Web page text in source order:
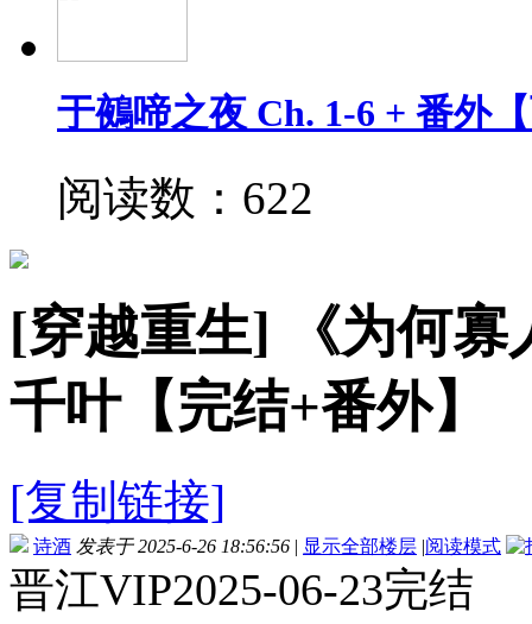
于鵺啼之夜 Ch. 1-6 + 番外
阅读数：622
[穿越重生]
《为何
千叶【完结+番外】
[复制链接]
诗酒 发表于 2025-6-26 18:56:56 | 显示全部楼层 |阅读模式
晋江VIP2025-06-23完结